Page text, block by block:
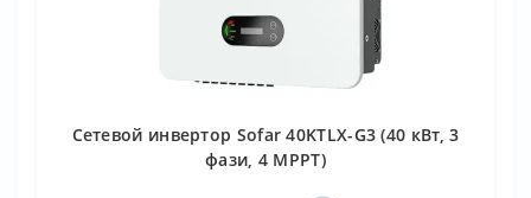
Сетевой инвертор Sofar 40KTLX-G3 (40 кВт, 3
фази, 4 MPPT)